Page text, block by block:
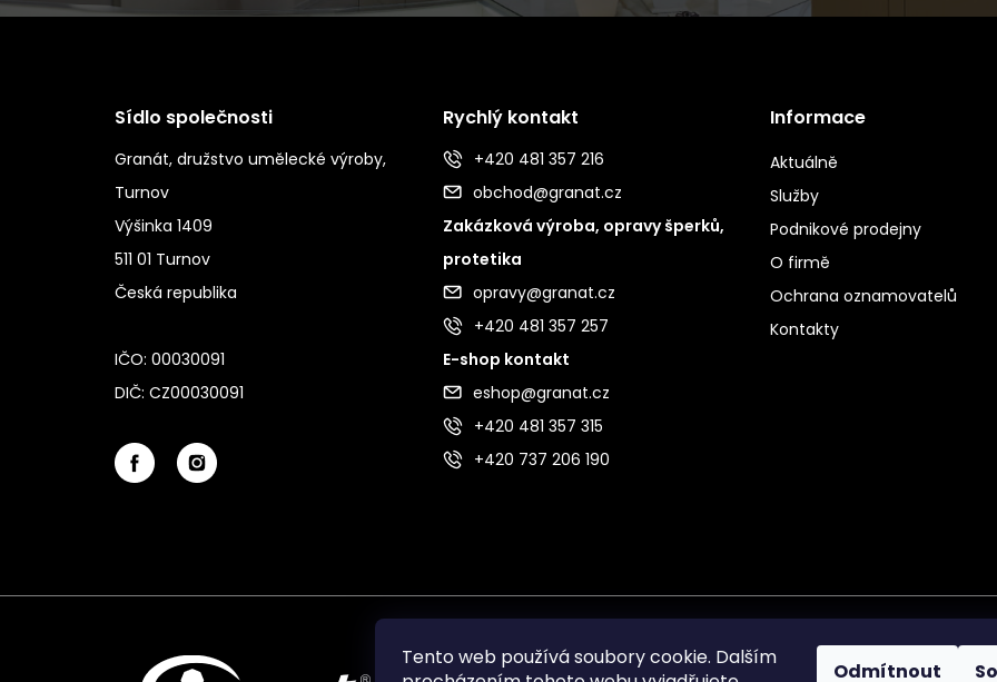
Tento web používá soubory cookie. Dalším
Odmítnout
Sídlo společnosti
Granát, družstvo umělecké výroby,
Turnov
Výšinka 1409
511 01 Turnov
Česká republika
IČO: 00030091
DIČ: CZ00030091
Rychlý kontakt
+420 481 357 216
obchod@granat.cz
Zakázková výroba, opravy šperků,
protetika
opravy@granat.cz
+420 481 357 257
E-shop kontakt
eshop@granat.cz
+420 481 357 315
+420 737 206 190
Informace
Aktuálně
Služby
Podnikové prodejny
O firmě
Ochrana oznamovatelů
Kontakty